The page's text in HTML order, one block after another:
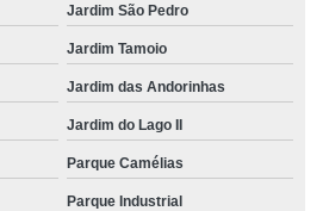
Jardim São Pedro
Jardim Tamoio
Jardim das Andorinhas
Jardim do Lago II
Parque Camélias
Parque Industrial